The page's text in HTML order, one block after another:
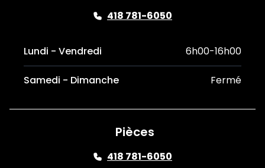
418 781-6050
Lundi - Vendredi 6h00-16h00
Samedi - Dimanche Fermé
Pièces
418 781-6050